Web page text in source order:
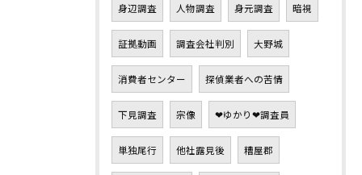
身辺調査 人物調査 身元調査 暗視
証拠動画 調査会社判別 大野城
消費者センター 探偵業者への苦情
下見調査 宗像 ❤ゆかり❤調査員
単独尾行 他社露見後 糟屋郡